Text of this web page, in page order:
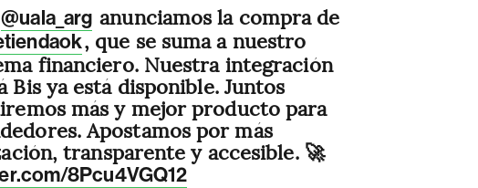
@uala_arg anunciamos la compra de
, que se suma a nuestro
financiero. Nuestra integración
Bis ya está disponible. Juntos
más y mejor producto para
Apostamos por más
transparente y accesible. 🚀
8Pcu4VGQ12